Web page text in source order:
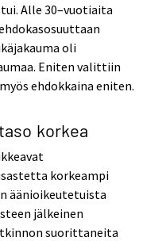
Alle 30–vuotiaita
oli
Eniten valittiin
ehdokkaina eniten.
korkea
korkeampi
äänioikeutetuista
jälkeinen
suorittaneita